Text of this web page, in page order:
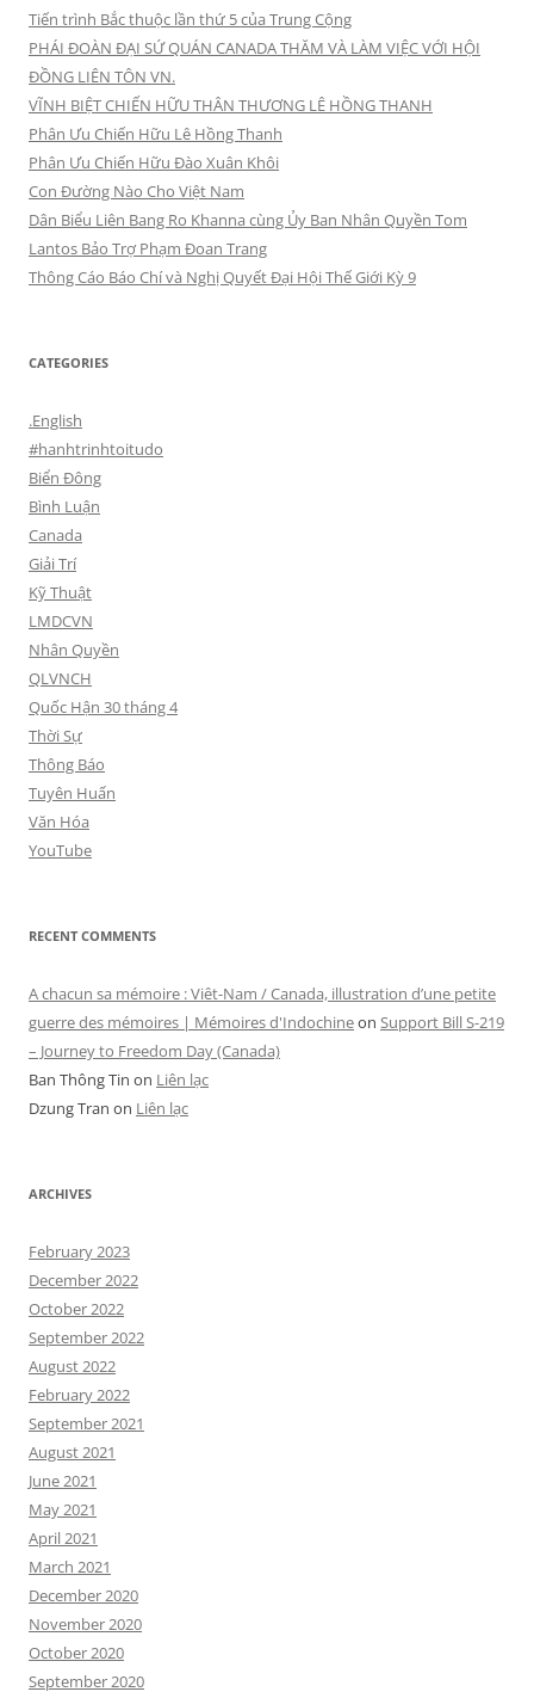
Tiến trình Bắc thuộc lần thứ 5 của Trung Cộng
PHÁI ĐOÀN ĐẠI SỨ QUÁN CANADA THĂM VÀ LÀM VIỆC VỚI HỘI
ĐỒNG LIÊN TÔN VN.
VĨNH BIỆT CHIẾN HỮU THÂN THƯƠNG LÊ HỒNG THANH
Phân Ưu Chiến Hữu Lê Hồng Thanh
Phân Ưu Chiến Hữu Đào Xuân Khôi
Con Đường Nào Cho Việt Nam
Dân Biểu Liên Bang Ro Khanna cùng Ủy Ban Nhân Quyền Tom
Lantos Bảo Trợ Phạm Đoan Trang
Thông Cáo Báo Chí và Nghị Quyết Đại Hội Thế Giới Kỳ 9
CATEGORIES
.English
#hanhtrinhtoitudo
Biển Đông
Bình Luận
Canada
Giải Trí
Kỹ Thuật
LMDCVN
Nhân Quyền
QLVNCH
Quốc Hận 30 tháng 4
Thời Sự
Thông Báo
Tuyên Huấn
Văn Hóa
YouTube
RECENT COMMENTS
A chacun sa mémoire : Viêt-Nam / Canada, illustration d’une petite
guerre des mémoires | Mémoires d'Indochineon Support Bill S-219
– Journey to Freedom Day (Canada)
Ban Thông Tin on Liên lạc
Dzung Tran on Liên lạc
ARCHIVES
February 2023
December 2022
October 2022
September 2022
August 2022
February 2022
September 2021
August 2021
June 2021
May 2021
April 2021
March 2021
December 2020
November 2020
October 2020
September 2020